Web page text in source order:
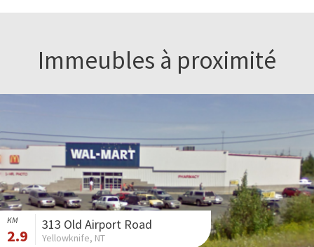
Immeubles à proximité
KM
2.9
313 Old Airport Road
Yellowknife, NT